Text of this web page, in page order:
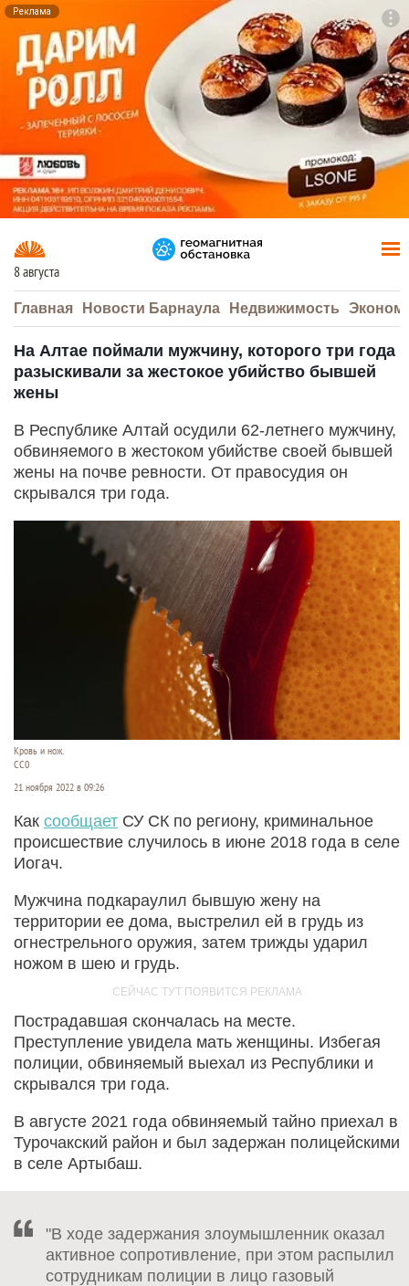
Реклама
8 августа
Главная Новости Барнаула Недвижимость
На Алтае поймали мужчину, которого три года
разыскивали за жестокое убийство бывшей
жены
В Республике Алтай осудили 62-летнего мужчину,
обвиняемого в жестоком убийстве своей бывшей
жены на почве ревности. От правосудия он
скрывался три года.
Кровь и нож.
СС0
21 ноября 2022 в 09:26
Как сообщает СУ СК по региону, криминальное
происшествие случилось в июне 2018 года в селе
Иогач.
Мужчина подкараулил бывшую жену на
территории ее дома, выстрелил ей в грудь из
огнестрельного оружия, затем трижды ударил
ножом в шею и грудь.
Пострадавшая скончалась на месте.
Преступление увидела мать женщины. Избегая
полиции, обвиняемый выехал из Республики и
скрывался три года.
В августе 2021 года обвиняемый тайно приехал в
Турочакский район и был задержан полицейскими
в селе Артыбаш.
"В ходе задержания злоумышленник оказал
активное сопротивление, при этом распылил
сотрудникам полиции в лицо газовый